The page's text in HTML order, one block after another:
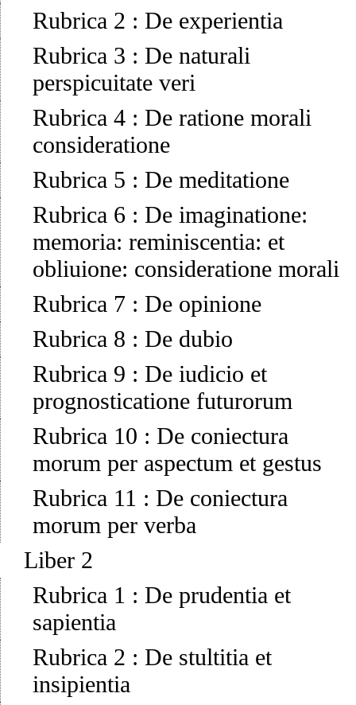
Rubrica 2 : De experientia
Rubrica 3 : De naturali
perspicuitate veri
Rubrica 4 : De ratione morali
consideratione
Rubrica 5 : De meditatione
Rubrica 6 : De imaginatione:
memoria: reminiscentia: et
obliuione: consideratione morali
Rubrica 7 : De opinione
Rubrica 8 : De dubio
Rubrica 9 : De iudicio et
prognosticatione futurorum
Rubrica 10 : De coniectura
morum per aspectum et gestus
Rubrica 11 : De coniectura
morum per verba
Liber 2
Rubrica 1 : De prudentia et
sapientia
Rubrica 2 : De stultitia et
insipientia